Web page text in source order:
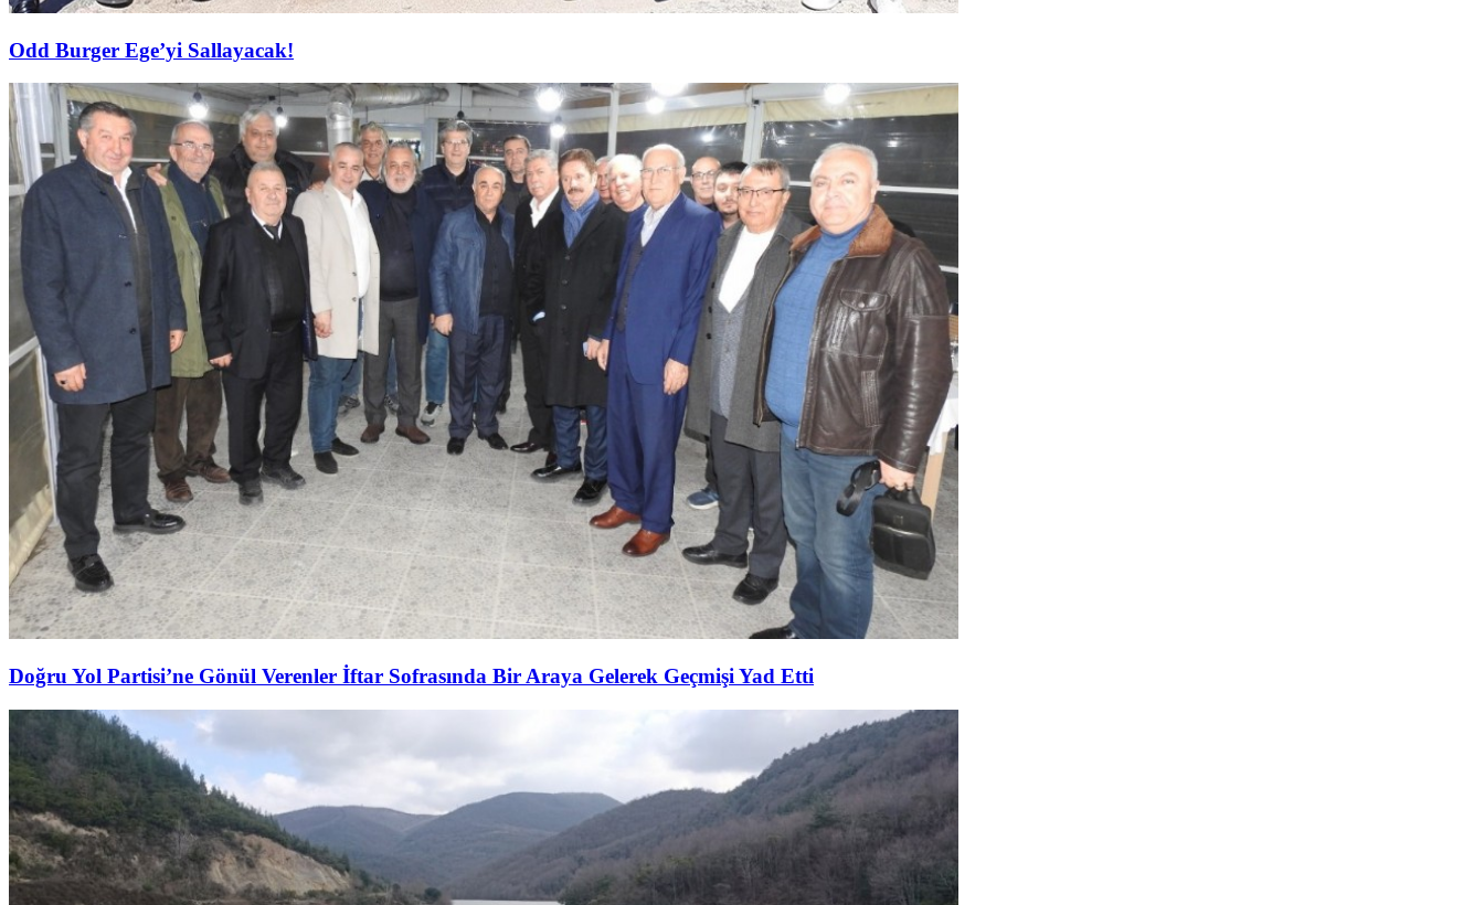
Odd Burger Ege’yi Sallayacak!
Doğru Yol Partisi’ne Gönül Verenler İftar Sofrasında Bir Araya Gelerek Geçmişi Yad Etti